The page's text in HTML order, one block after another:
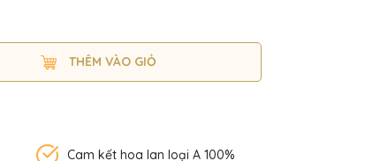
THÊM VÀO GIỎ
Cam kết hoa lan loại A 100%